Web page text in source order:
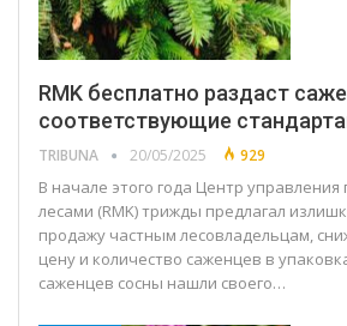
RMK бесплатно раздаст
соответствующие
TRIBUNA 20/05/2025 929
В начале этого года Центр
лесами (RMK) трижды предлагал
продажу частным лесовладельцам,
цену и количество саженцев в
саженцев сосны нашли своего…